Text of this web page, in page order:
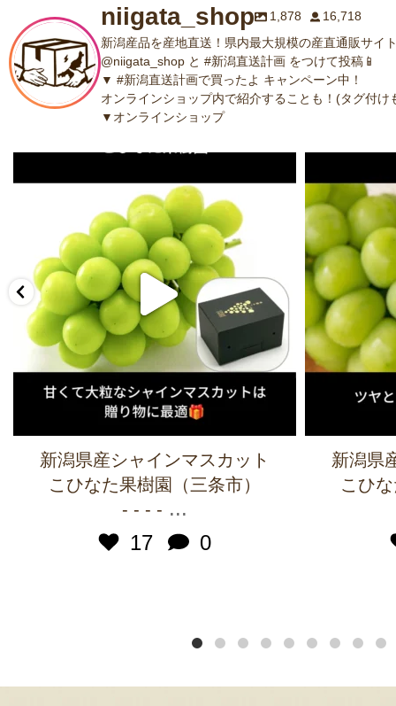
niigata_shop 1,878
16,718
新潟産品を産地直送！県内最大規模の産直通販サイ
@niigata_shop と #新潟直送計画 をつけて投稿📱
▼ #新潟直送計画で買ったよ キャンペーン中！
オンラインショップ内で紹介することも！(タグ付け
▼オンラインショップ
新潟県産シャインマスカット
こひなた果樹園（三条市）
- - - - ...
17
0
新潟県
こひ